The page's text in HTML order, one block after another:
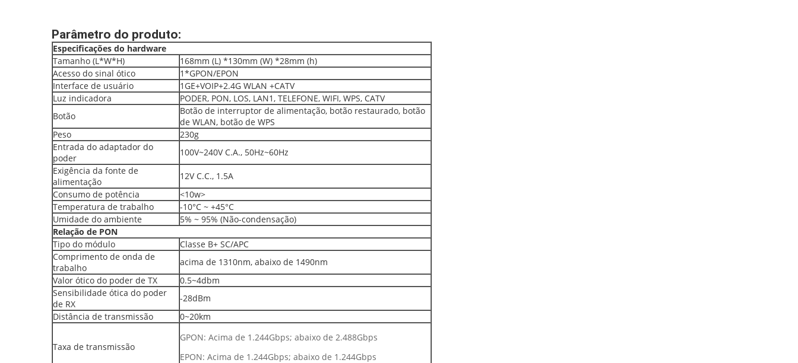
Parâmetro do produto:
Especificações do hardware
Tamanho (L*W*H)
168mm (L) *130mm (W) *28mm (h)
Acesso do sinal ótico
1*GPON/EPON
Interface de usuário
1GE+VOIP+2.4G WLAN +CATV
Luz indicadora
PODER, PON, LOS, LAN1, TELEFONE, WIFI, WPS, CATV
Botão
Botão de interruptor de alimentação, botão restaurado, botão
de WLAN, botão de WPS
Peso
230g
Entrada do adaptador do
poder
100V~240V C.A., 50Hz~60Hz
Exigência da fonte de
alimentação
12V C.C., 1.5A
Consumo de potência
<10w>
Temperatura de trabalho
-10°C ~ +45°C
Umidade do ambiente
5% ~ 95% (Não-condensação)
Relação de PON
Tipo do módulo
Classe B+ SC/APC
Comprimento de onda de
trabalho
acima de 1310nm, abaixo de 1490nm
Valor ótico do poder de TX
0.5~4dbm
Sensibilidade ótica do poder
de RX
-28dBm
Distância de transmissão
0~20km
Taxa de transmissão
GPON: Acima de 1.244Gbps; abaixo de 2.488Gbps
EPON: Acima de 1.244Gbps; abaixo de 1.244Gbps